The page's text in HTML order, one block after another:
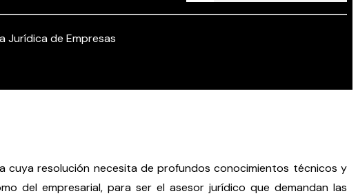
Jurídica de Empresas
cuya resolución necesita de profundos conocimientos técnicos y
del empresarial, para ser el asesor jurídico que demandan las